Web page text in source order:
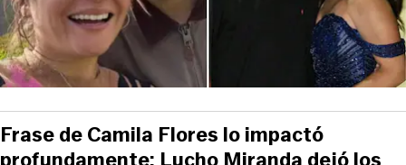
Frase de Camila Flores lo impactó